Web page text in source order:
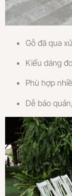
Gỗ đã qua
Kiểu dáng
Phù hợp
Dễ bảo